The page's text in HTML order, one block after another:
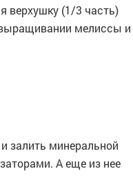
верхушку (1/3 часть)
мелиссы и
залить минеральной
А еще из нее